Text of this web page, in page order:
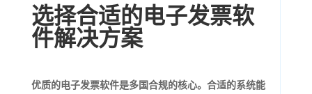
选择合适的电子发票软
件解决方案
优质的电子发票软件是多国合规的核心。合适的系统能